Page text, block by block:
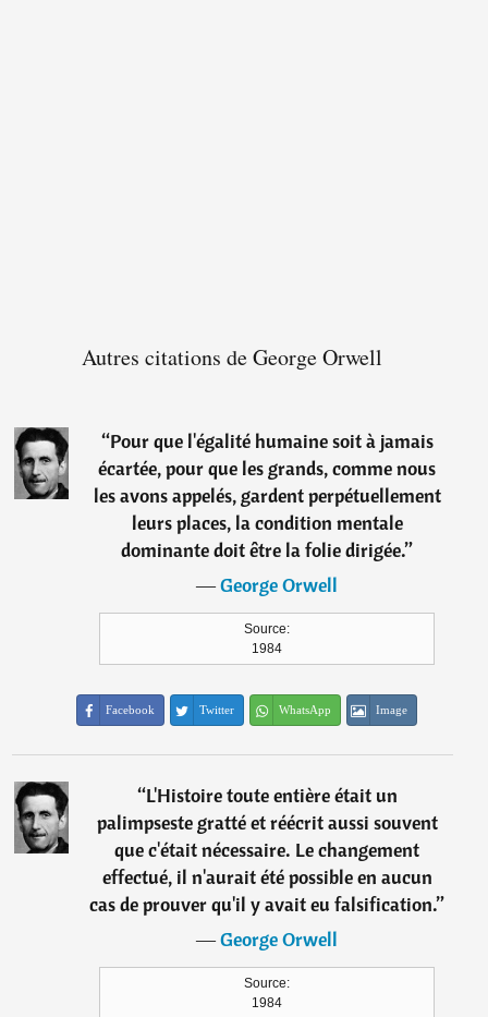
Autres citations de George Orwell
“Pour que l'égalité humaine soit à jamais
écartée, pour que les grands, comme nous
les avons appelés, gardent perpétuellement
leurs places, la condition mentale
dominante doit être la folie dirigée.”
―George Orwell
Source:
1984
Facebook Twitter WhatsApp Image
“L'Histoire toute entière était un
palimpseste gratté et réécrit aussi souvent
que c'était nécessaire. Le changement
effectué, il n'aurait été possible en aucun
cas de prouver qu'il y avait eu falsification.”
―George Orwell
Source:
1984